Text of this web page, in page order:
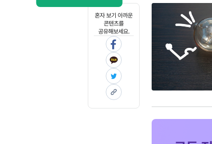
혼자 보기 아까운
콘텐츠를
공유해보세요.